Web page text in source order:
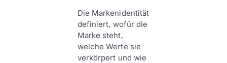
Die Markenidentität
definiert, wofür die
Marke steht,
welche Werte sie
verkörpert und wie